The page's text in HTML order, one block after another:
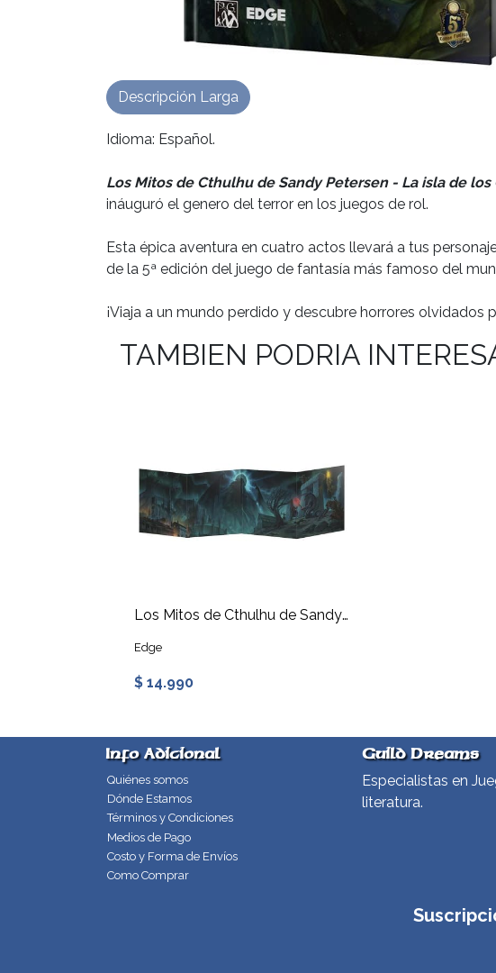
Idioma: Español.
Los Mitos de Cthulhu de Sandy Petersen - La isla de los
ináuguró el genero del terror en los juegos de rol.
Esta épica aventura en cuatro actos llevará a tus
de la 5ª edición del juego de fantasía más famoso del
¡Viaja a un mundo perdido y descubre horrores
Descripción Larga
TAMBIEN PODRIA
Los Mitos de Cthulhu de Sandy Petersen - Pantalla del DJ
Edge
$ 14.990
Info Adicional
Quiénes somos
Dónde Estamos
Términos y Condiciones
Medios de Pago
Costo y Forma de Envíos
Como Comprar
Guild Dreams
Especialistas en
literatura.